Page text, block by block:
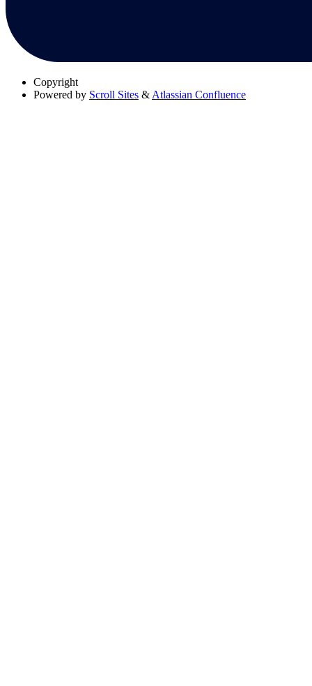
Copyright
Powered by Scroll Sites & Atlassian Confluence